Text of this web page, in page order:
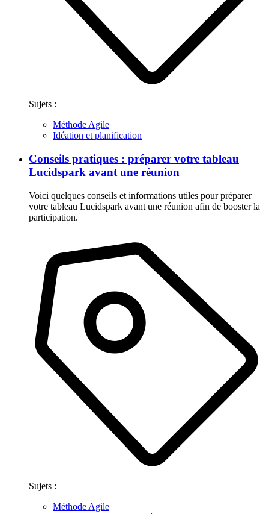
Sujets :
Méthode Agile
Idéation et planification
Conseils pratiques : préparer votre tableau
Lucidspark avant une réunion
Voici quelques conseils et informations utiles pour préparer
votre tableau Lucidspark avant une réunion afin de booster la
participation.
Sujets :
Méthode Agile